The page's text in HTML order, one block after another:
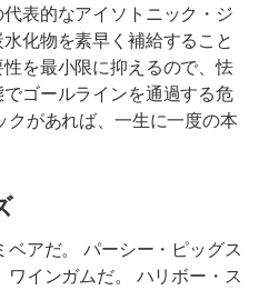
表的なアイソトニック・ジ
化物を素早く補給すること
を最小限に抑えるので、怯
ゴールラインを通過する危
クがあれば、一生に一度の本
ベアだ。 パーシー・ピッグス
ワインガムだ。 ハリボー・ス